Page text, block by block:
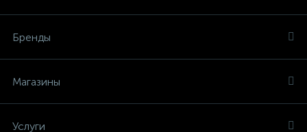
Бренды
Магазины
Услуги